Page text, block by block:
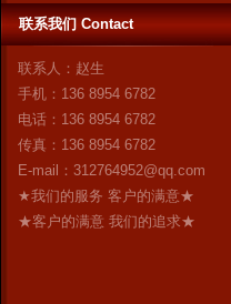
深圳，就失去了博盛达的全
部！ 我们是深圳人，我们自豪！
作为深圳市装修行业领军企业的
博盛达装饰，对自己“深圳本土”这
个身份感到无比自豪。17年来，
博盛达
更多
联系我们 Contact
联系人：赵生
手机：136 8954 6782
电话：136 8954 6782
传真：136 8954 6782
E-mail： 312764952@qq.com
★我们的服务 客户的满意★
★客户的满意 我们的追求★